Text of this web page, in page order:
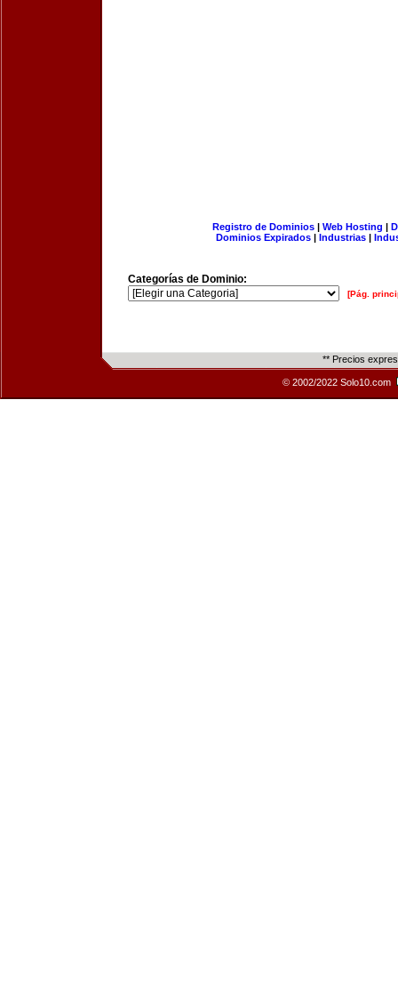
Registro de Dominios| Web Hosting |
Dominios Expirados | Industrias |
Categorías de Dominio:
[Pág.
** Precios
© 2002/2022 Solo10.com